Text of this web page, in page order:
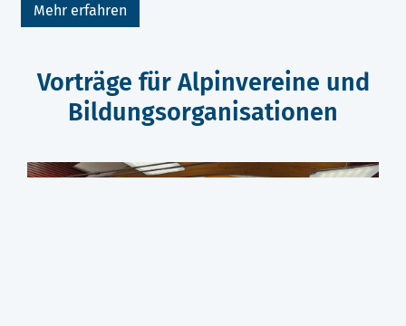
Mehr erfahren
Vorträge für Alpinvereine und
Bildungsorganisationen